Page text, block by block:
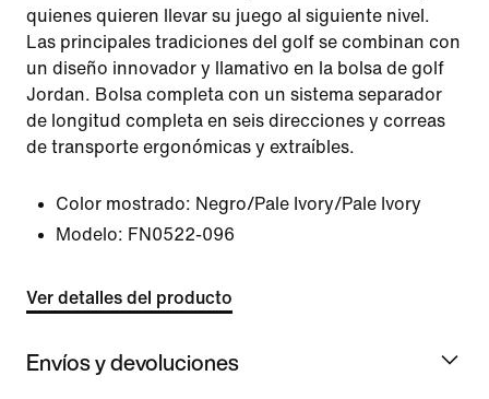
quienes quieren llevar su juego al siguiente nivel.
Las principales tradiciones del golf se combinan con
un diseño innovador y llamativo en la bolsa de golf
Jordan. Bolsa completa con un sistema separador
de longitud completa en seis direcciones y correas
de transporte ergonómicas y extraíbles.
Color mostrado: Negro/Pale Ivory/Pale Ivory
Modelo: FN0522-096
Ver detalles del producto
Envíos y devoluciones